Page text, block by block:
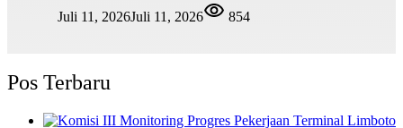
Juli 11, 2026Juli 11, 2026 854
Pos Terbaru